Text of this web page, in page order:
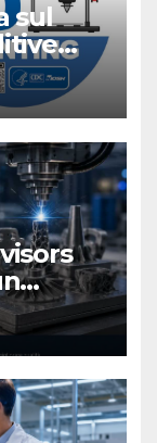
sul
3D
filiera